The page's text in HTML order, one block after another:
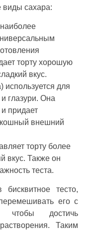
виды сахара:
торту хорошую
вкус.
используется для
глазури. Она
придает
внешний
торту более
вкус. Также он
теста.
бисквитное тесто,
его с
достичь
Таким